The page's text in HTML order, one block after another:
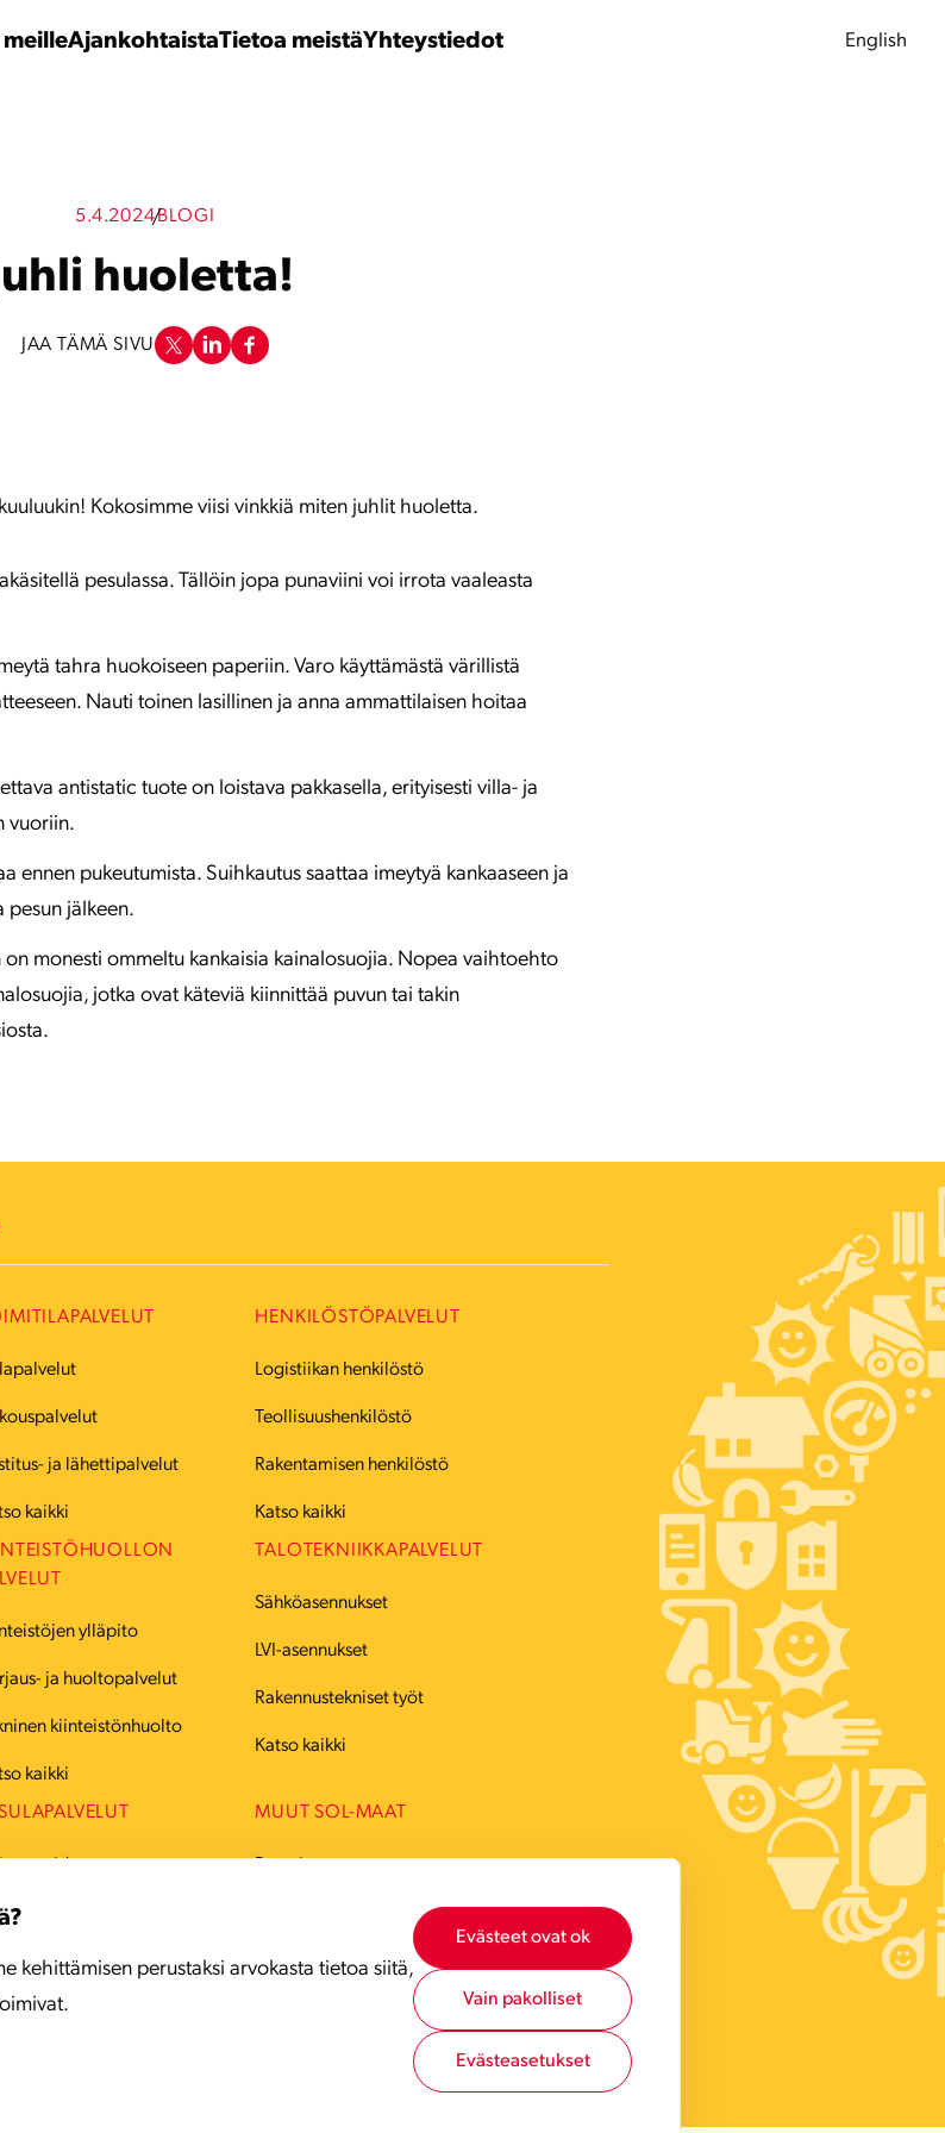
kehittämisen perustaksi arvokasta tietoa siitä,
Evästeet ovat ok
Vain pakolliset
Evästeasetukset
AjankohtaistaTietoa meistäYhteystiedot English
5.4.2024BLOGI
huoletta!
JAA TÄMÄ SIVU
Kokosimme viisi vinkkiä miten juhlit huoletta.
pesulassa. Tällöin jopa punaviini voi irrota vaaleasta
tahra huokoiseen paperiin. Varo käyttämästä värillistä
Nauti toinen lasillinen ja anna ammattilaisen hoitaa
antistatic tuote on loistava pakkasella, erityisesti villa- ja
vuoriin.
ennen pukeutumista. Suihkautus saattaa imeytyä kankaaseen ja
pesun jälkeen.
on monesti ommeltu kankaisia kainalosuojia. Nopea vaihtoehto
jotka ovat käteviä kiinnittää puvun tai takin
ja lähettipalvelut
kaikki
HENKILÖSTÖPALVELUT
Logistiikan henkilöstö
Teollisuushenkilöstö
Rakentamisen henkilöstö
Katso kaikki
ylläpito
ja huoltopalvelut
kiinteistönhuolto
kaikki
TALOTEKNIIKKAPALVELUT
Sähköasennukset
LVI-asennukset
Rakennustekniset työt
Katso kaikki
pesu
pesu
kaikki
MUUT SOL-MAAT
Viro